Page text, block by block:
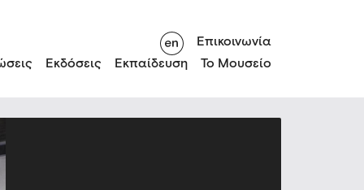
Εκδόσεις Εκπαίδευση Το Μουσείο
Επικοινωνία